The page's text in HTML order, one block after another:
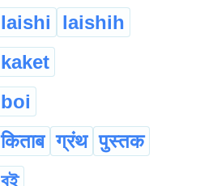
laishi laishih
kaket
boi
किताब ग्रंथ पुस्तक
বই